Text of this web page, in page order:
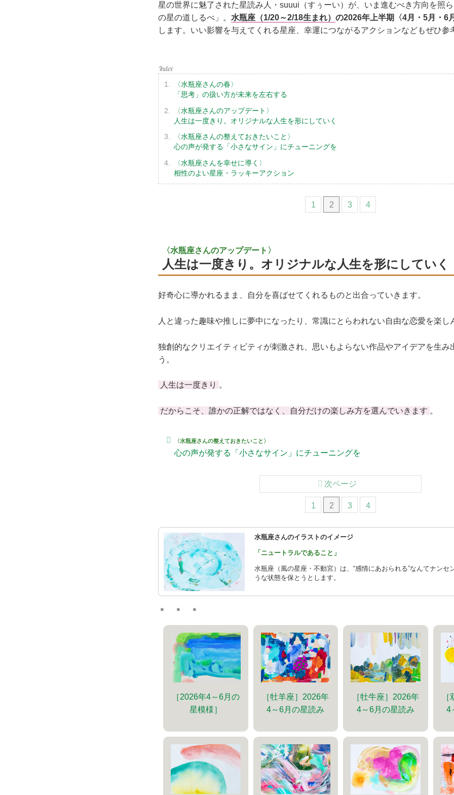
星の世界に魅了された星読み人・suuui（すぅーい）が、いま進むべき方向を照
の星の道しるべ」。 水瓶座（1/20～2/18生まれ） の2026年上半期〈4月・5月・6
します。いい影響を与えてくれる星座、幸運につながるアクションなどもぜひ参
〈水瓶座さんの春〉
「思考」の扱い方が未来を左右する
〈水瓶座さんのアップデート〉
人生は一度きり。オリジナルな人生を形にしていく
〈水瓶座さんの整えておきたいこと〉
心の声が発する「小さなサイン」にチューニングを
〈水瓶座さんを幸せに導く〉
相性のよい星座・ラッキーアクション
1 2 3 4
〈水瓶座さんのアップデート〉
人生は一度きり。オリジナルな人生を形にしていく
好奇心に導かれるまま、自分を喜ばせてくれるものと出合っていきます。
人と違った趣味や推しに夢中になったり、常識にとらわれない自由な恋愛を楽し
独創的なクリエイティビティが刺激され、思いもよらない作品やアイデアを生み
う。
人生は一度きり 。
だからこそ、誰かの正解ではなく、自分だけの楽しみ方を選んでいきます 。
〈水瓶座さんの整えておきたいこと〉
心の声が発する「小さなサイン」にチューニングを
1 2 3 4
次ページ
水瓶座さんのイラストのイメージ
「ニュートラルであること」
水瓶座（風の星座・不動宮）は、“感情にあおられる”なんてナンセ
うな状態を保とうとします。
＊ ＊ ＊
［2026年4～6月の
星模様］
［牡羊座］2026年
4～6月の星読み
［牡牛座］2026年
4～6月の星読み
4